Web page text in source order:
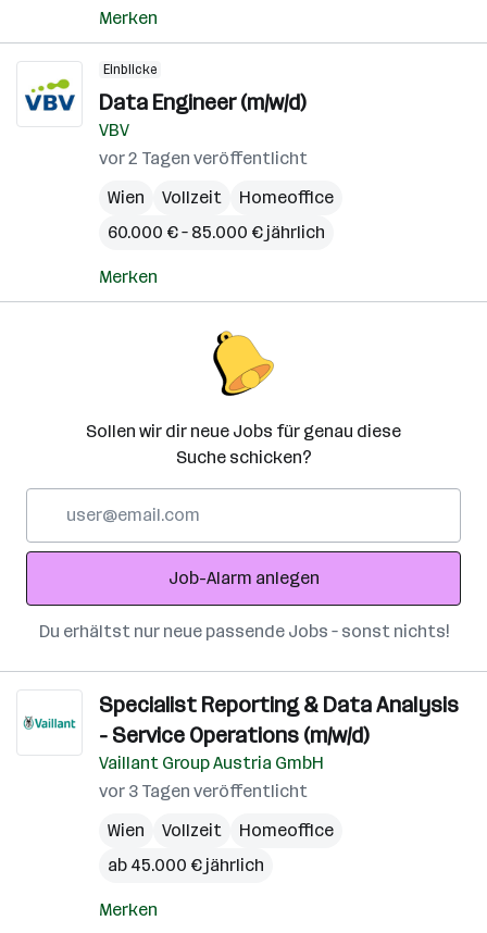
Merken
Einblicke
Data Engineer (m/w/d)
VBV
vor 2 Tagen veröffentlicht
Wien
Vollzeit
Homeoffice
60.000 € – 85.000 € jährlich
Merken
Sollen wir dir neue Jobs für genau diese
Suche schicken?
Adresse
Job-Alarm anlegen
Du erhältst nur neue passende Jobs – sonst nichts!
Specialist Reporting & Data Analysis
- Service Operations (m/w/d)
Vaillant Group Austria GmbH
vor 3 Tagen veröffentlicht
Wien
Vollzeit
Homeoffice
ab 45.000 € jährlich
Merken